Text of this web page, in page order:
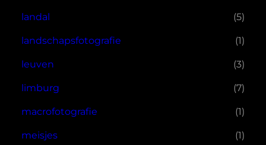
landal (5)
landschapsfotografie (1)
leuven (3)
limburg (7)
macrofotografie (1)
meisjes (1)